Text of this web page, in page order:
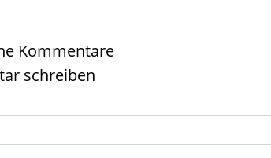
Kommentare
schreiben